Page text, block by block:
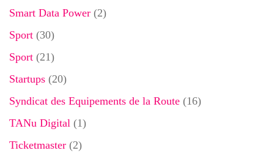
Smart Data Power (2)
Sport (30)
Sport (21)
Startups (20)
Syndicat des Equipements de la Route (16)
TANu Digital (1)
Ticketmaster (2)